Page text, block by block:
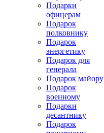
Подарки
офицерам
Подарок
полковнику
Подарок
энергетику
Подарок для
генерала
Подарок майору
Подарок
военному
Подарки
десантнику
Подарок